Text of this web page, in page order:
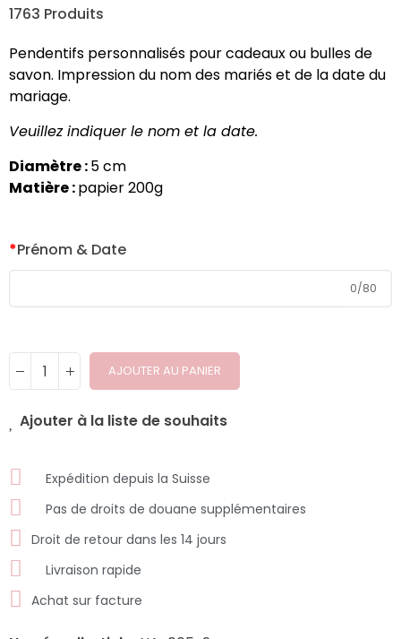
1763 Produits
Pendentifs personnalisés pour cadeaux ou bulles de
savon. Impression du nom des mariés et de la date du
mariage.
Veuillez indiquer le nom et la date.
Diamètre :5 cm
Matière :papier 200g
*Prénom & Date
0/80
AJOUTER AU PANIER
Ajouter à la liste de souhaits
Expédition depuis la Suisse
Pas de droits de douane supplémentaires
Droit de retour dans les 14 jours
Livraison rapide
Achat sur facture